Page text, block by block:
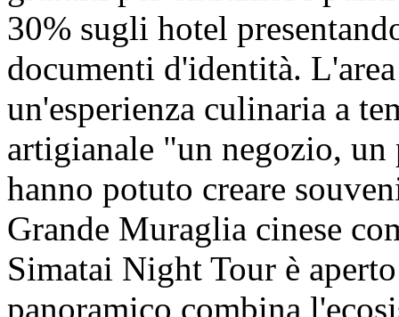
30% sugli hotel
documenti d'identità.
un'esperienza culinaria a
artigianale "un negozio,
hanno potuto creare
Grande Muraglia cinese
Simatai Night Tour è
panoramico combina